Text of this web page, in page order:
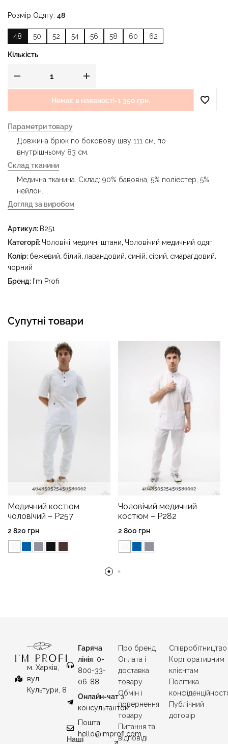
Розмір Одягу 48
48 50 52 54 56 58 60 62
Кількість
Немає в наявності-1 350 грн.
Параметри товару
Довжина брюк по боковову шву 111 см, по
внутрішньому 83 см.
Склад тканини
Медична тканина. Склад: 90% бавовна, 5% поліестер, 5%
нейлон.
Догляд за виробом
прасувати за температури праски до 150 °C - не
відбілювати - суха чистка з використанням
тетрахлоретилену (перхлоретилену) та вуглеводів
(бензин, вайт-спірит) - сушити в пральному барабані за
Артикул: B251
Категорії: Чоловічі медичні штани, Чоловічий медичний одяг
Колір: бежевий, білий, лавандовий, синій, сірий, смарагдовий,
чорний
Бренд: I'm Profi
Супутні товари
464850525456586062
Медичний костюм
чоловічий – P257
2 820 грн
464850525456586062
Чоловічий медичний
костюм – P282
2 800 грн
м. Харків,
вул.
Культури, 8
Гаряча
лінія: 0-
800-33-
06-88
Онлайн-чатз
консультантом
Пошта:
hello@improfi.com
Наші
Про бренд
Оплата і
доставка
товару
Обмін і
повернення
товару
Питання та
відповіді
Співробітництво
Корпоративним
клієнтам
Політика
конфіденційності
Публічний
договір